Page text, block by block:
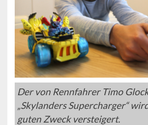
Der von Rennfahrer Timo
„Skylanders Supercharger“
guten Zweck versteigert.